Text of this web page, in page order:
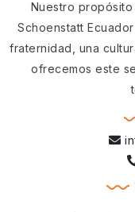
Nuestro
Schoenstatt
fraternidad, una
ofrecemos este